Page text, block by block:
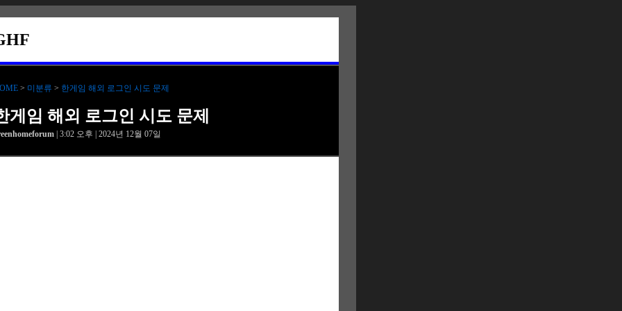
> 미분류 > 한게임 해외 로그인 시도 문제
게임 해외 로그인 시도 문제
| 3:02 오후 | 2024년 12월 07일